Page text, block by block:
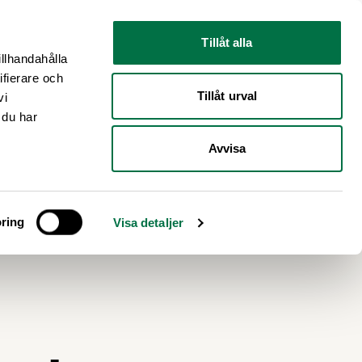
och
har
Visa detaljer
Tillåt alla
Tillåt urval
Avvisa